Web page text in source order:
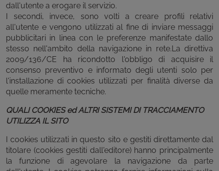
dall'utente a erogare il servizio.
I secondi, invece, sono volti a creare profili relativi
all'utente e vengono utilizzati al fine di inviare messaggi
pubblicitari in linea con le preferenze manifestate dallo
stesso nell'ambito della navigazione in rete.La direttiva
2009/136/CE ha ricondotto l'obbligo di acquisire il
consenso preventivo e informato degli utenti solo per
l'installazione di cookies utilizzati per finalità diverse da
quelle meramente tecniche.
QUALI COOKIES ed ALTRI SISTEMI DI TRACCIAMENTO
UTILIZZA IL SITO
I cookies utilizzati in questo sito e gestiti direttamente dal
titolare (cookies gestiti dall'editore) hanno principalmente
la funzione di agevolare la navigazione da parte